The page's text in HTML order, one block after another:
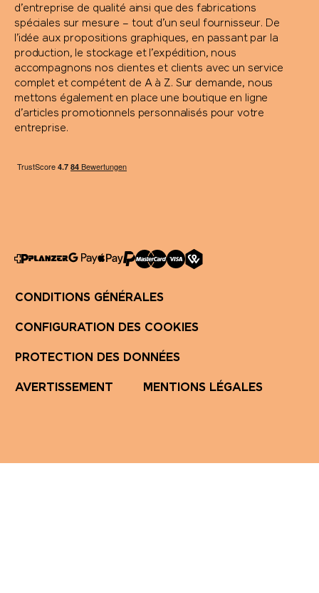
d’entreprise de qualité ainsi que des fabrications
spéciales sur mesure – tout d’un seul fournisseur. De
l’idée aux propositions graphiques, en passant par la
production, le stockage et l’expédition, nous
accompagnons nos clientes et clients avec un service
complet et compétent de A à Z. Sur demande, nous
mettons également en place une boutique en ligne
d’articles promotionnels personnalisés pour votre
entreprise.
CONDITIONS GÉNÉRALES
CONFIGURATION DES COOKIES
PROTECTION DES DONNÉES
AVERTISSEMENT MENTIONS LÉGALES